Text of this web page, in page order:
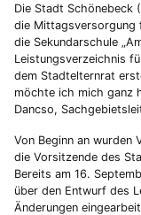
Die Stadt Schönebeck
die Mittagsversorgung
die Sekundarschule
Leistungsverzeichnis
dem Stadtelternrat
möchte ich mich ganz
Dancso,
Von Beginn an wurden
die Vorsitzende des
Bereits am 16.
über den Entwurf des
Änderungen